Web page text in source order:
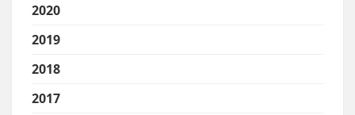
2020
2019
2018
2017